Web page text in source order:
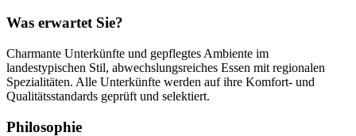
Was erwartet Sie?
Charmante Unterkünfte und gepflegtes Ambiente im
landestypischen Stil, abwechslungsreiches Essen mit regionalen
Spezialitäten. Alle Unterkünfte werden auf ihre Komfort- und
Qualitätsstandards geprüft und selektiert.
Philosophie